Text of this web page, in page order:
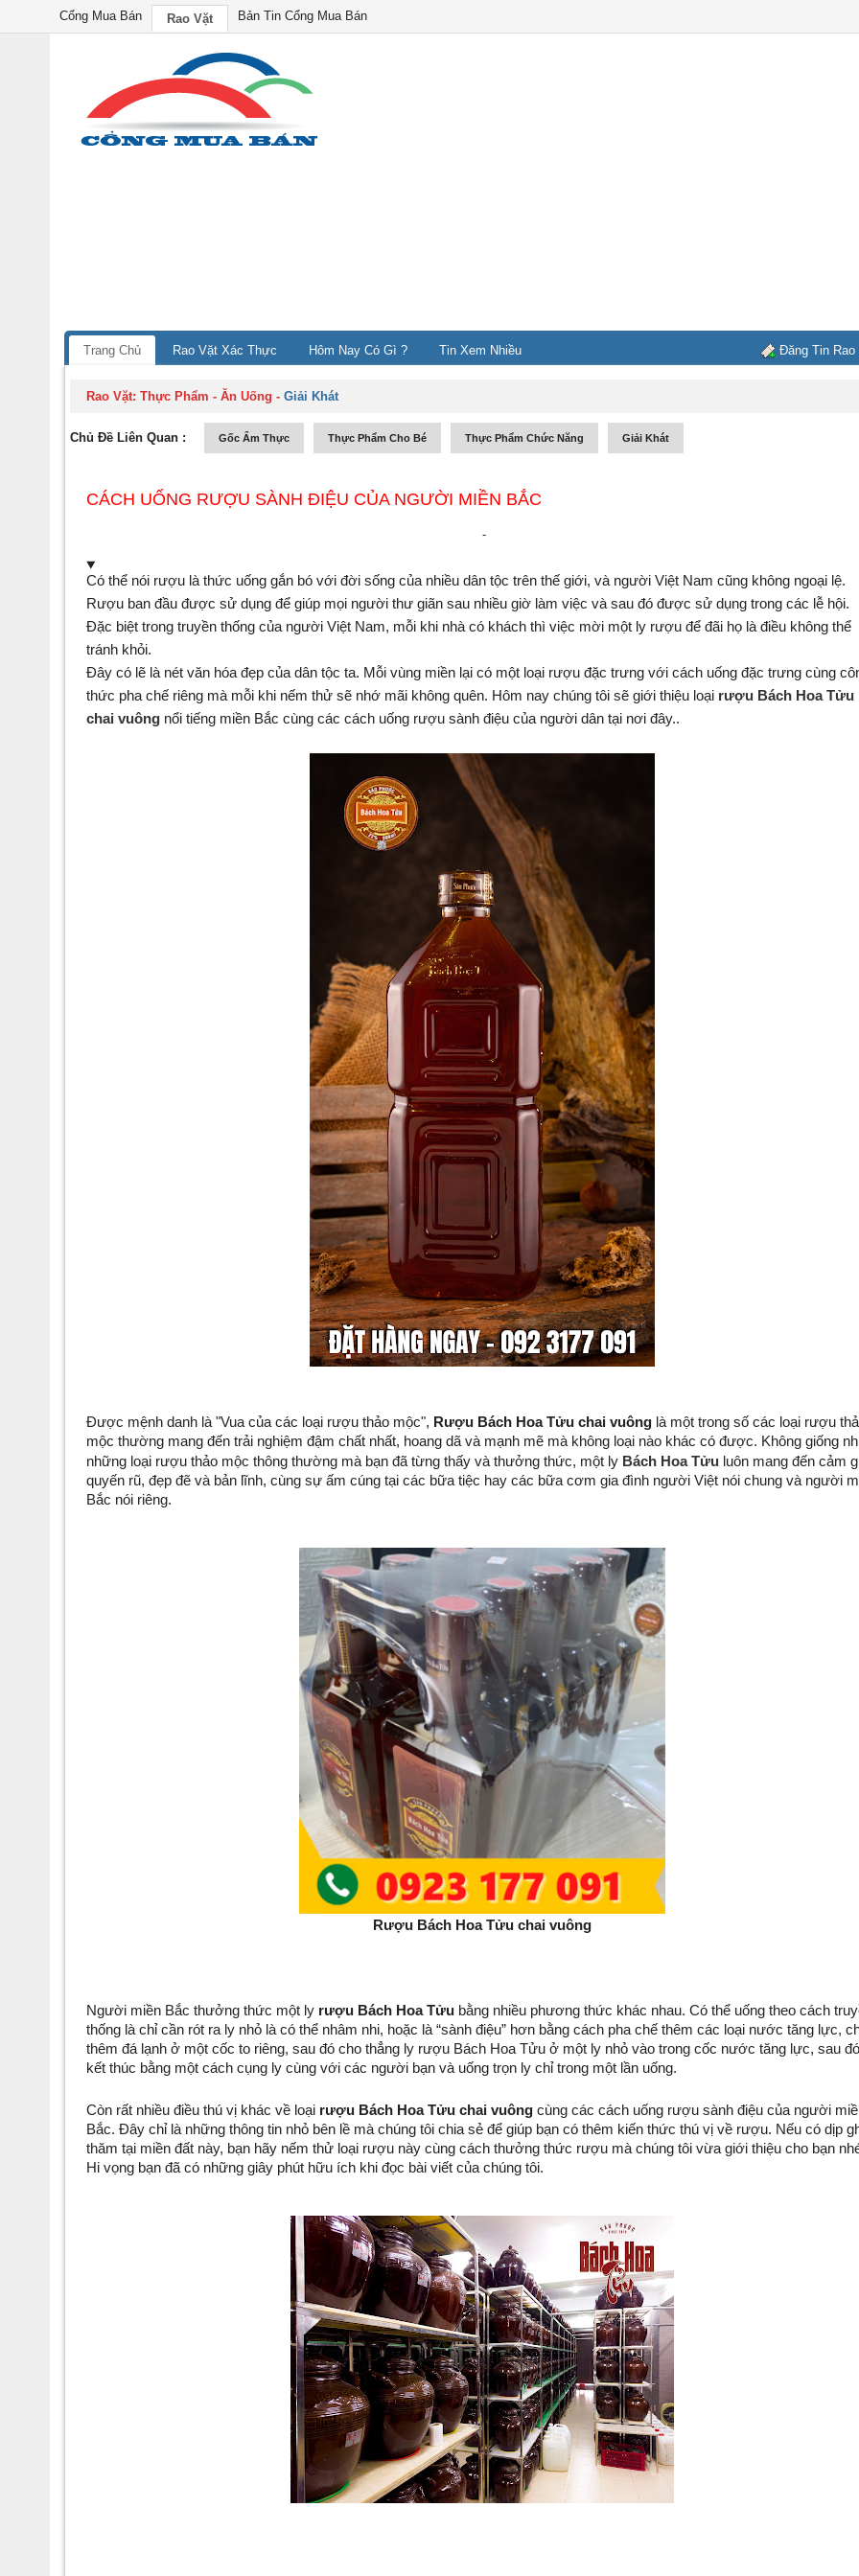
Cổng Mua Bán Rao Vặt Bản Tin Cổng Mua Bán
Trang Chủ Rao Vặt Xác Thực Hôm Nay Có Gì ? Tin Xem Nhiều Đăng Tin Rao
Rao Vặt:Thực Phẩm - Ăn Uống -Giải Khát
Chủ Đề Liên Quan : Gốc Ẩm Thực Thực Phẩm Cho Bé Thực Phẩm Chức Năng Giải Khát
CÁCH UỐNG RƯỢU SÀNH ĐIỆU CỦA NGƯỜI MIỀN BẮC
-
Có thể nói rượu là thức uống gắn bó với đời sống của nhiều dân tộc trên thế giới, và người Việt Nam cũng không ngoại lệ.
Rượu ban đầu được sử dụng để giúp mọi người thư giãn sau nhiều giờ làm việc và sau đó được sử dụng trong các lễ hội.
Đặc biệt trong truyền thống của người Việt Nam, mỗi khi nhà có khách thì việc mời một ly rượu để đãi họ là điều không thể
tránh khỏi.
Đây có lẽ là nét văn hóa đẹp của dân tộc ta. Mỗi vùng miền lại có một loại rượu đặc trưng với cách uống đặc trưng cùng
thức pha chế riêng mà mỗi khi nếm thử sẽ nhớ mãi không quên. Hôm nay chúng tôi sẽ giới thiệu loại rượu Bách Hoa Tửu
chai vuông nổi tiếng miền Bắc cùng các cách uống rượu sành điệu của người dân tại nơi đây..
Được mệnh danh là "Vua của các loại rượu thảo mộc", Rượu Bách Hoa Tửu chai vuông là một trong số các loại rượu
mộc thường mang đến trải nghiệm đậm chất nhất, hoang dã và mạnh mẽ mà không loại nào khác có được. Không giống
những loại rượu thảo mộc thông thường mà bạn đã từng thấy và thưởng thức, một ly Bách Hoa Tửu luôn mang đến cảm
quyến rũ, đẹp đẽ và bản lĩnh, cùng sự ấm cúng tại các bữa tiệc hay các bữa cơm gia đình người Việt nói chung và người
Bắc nói riêng.
Rượu Bách Hoa Tửu chai vuông
Người miền Bắc thưởng thức một ly rượu Bách Hoa Tửu bằng nhiều phương thức khác nhau. Có thể uống theo cách
thống là chỉ cần rót ra ly nhỏ là có thể nhâm nhi, hoặc là “sành điệu” hơn bằng cách pha chế thêm các loại nước tăng lực,
thêm đá lạnh ở một cốc to riêng, sau đó cho thẳng ly rượu Bách Hoa Tửu ở một ly nhỏ vào trong cốc nước tăng lực, sau
kết thúc bằng một cách cụng ly cùng với các người bạn và uống trọn ly chỉ trong một lần uống.
Còn rất nhiều điều thú vị khác về loại rượu Bách Hoa Tửu chai vuông cùng các cách uống rượu sành điệu của người
Bắc. Đây chỉ là những thông tin nhỏ bên lề mà chúng tôi chia sẻ để giúp bạn có thêm kiến ​​thức thú vị về rượu. Nếu có dịp
thăm tại miền đất này, bạn hãy nếm thử loại rượu này cùng cách thưởng thức rượu mà chúng tôi vừa giới thiệu cho bạn
Hi vọng bạn đã có những giây phút hữu ích khi đọc bài viết của chúng tôi.